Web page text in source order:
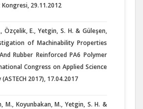
29.11.2012
Özçelik, E., Yetgin, S. H. & Güleşen,
of Machinability Properties
Rubber Reinforced PA6 Polymer
Congress on Applied Science
2017), 17.04.2017
M., Koyunbakan, M., Yetgin, S. H. &